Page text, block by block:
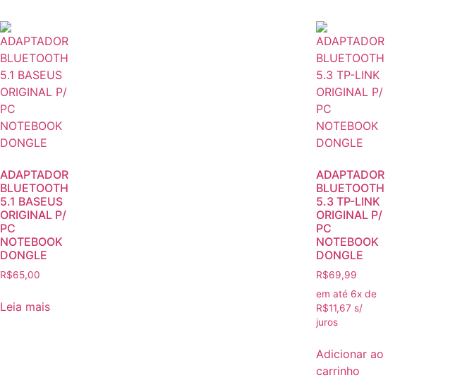
ADAPTADOR
BLUETOOTH
5.1 BASEUS
ORIGINAL P/
PC
NOTEBOOK
DONGLE
R$65,00
Leia mais
ADAPTADOR
BLUETOOTH
5.3 TP-LINK
ORIGINAL P/
PC
NOTEBOOK
DONGLE
R$69,99
em até 6x de
R$11,67 s/
juros
Adicionar ao
carrinho